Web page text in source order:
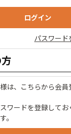
パスワード
は、こちらから会員
ワードを登録して
。